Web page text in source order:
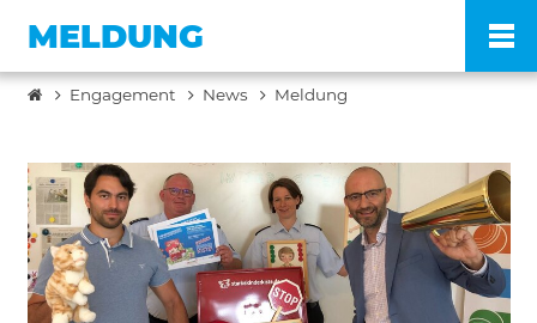
MELDUNG
Engagement News Meldung